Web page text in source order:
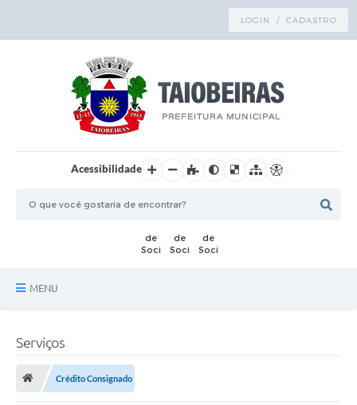
LOGIN / CADASTRO
Acessibilidade
MENU
Publicações
Serviços
Crédito Consignado